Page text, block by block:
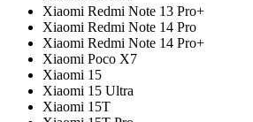
Xiaomi Redmi Note 13 Pro+
Xiaomi Redmi Note 14 Pro
Xiaomi Redmi Note 14 Pro+
Xiaomi Poco X7
Xiaomi 15
Xiaomi 15 Ultra
Xiaomi 15T